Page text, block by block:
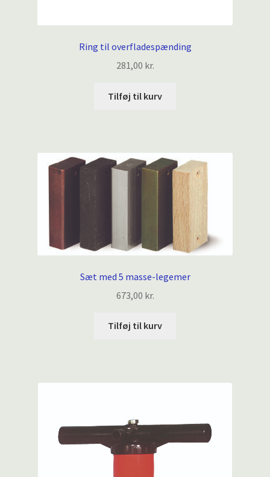
Ring til overfladespænding
281,00 kr.
Tilføj til kurv
Sæt med 5 masse-legemer
673,00 kr.
Tilføj til kurv